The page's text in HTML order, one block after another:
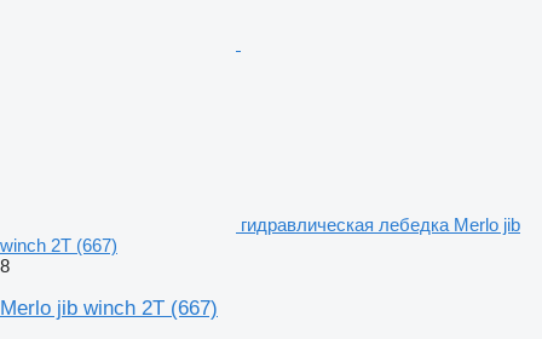
гидравлическая лебедка Merlo jib
winch 2T (667)
8
Merlo jib winch 2T (667)